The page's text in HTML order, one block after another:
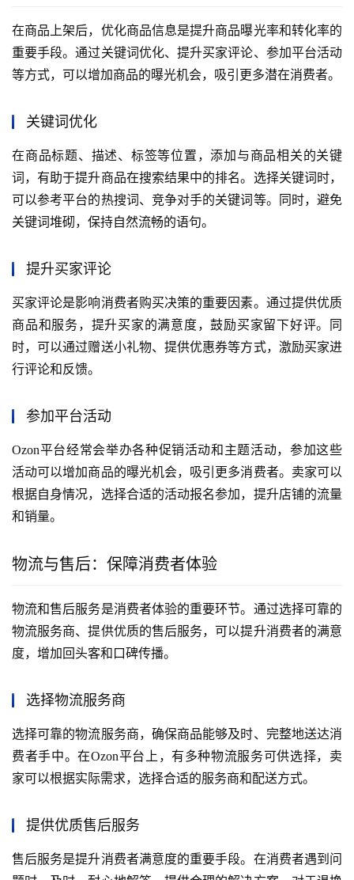
在商品上架后，优化商品信息是提升商品曝光率和转化率的
重要手段。通过关键词优化、提升买家评论、参加平台活动
等方式，可以增加商品的曝光机会，吸引更多潜在消费者。
关键词优化
在商品标题、描述、标签等位置，添加与商品相关的关键
词，有助于提升商品在搜索结果中的排名。选择关键词时，
可以参考平台的热搜词、竞争对手的关键词等。同时，避免
关键词堆砌，保持自然流畅的语句。
提升买家评论
买家评论是影响消费者购买决策的重要因素。通过提供优质
商品和服务，提升买家的满意度，鼓励买家留下好评。同
时，可以通过赠送小礼物、提供优惠券等方式，激励买家进
行评论和反馈。
参加平台活动
Ozon平台经常会举办各种促销活动和主题活动，参加这些
活动可以增加商品的曝光机会，吸引更多消费者。卖家可以
根据自身情况，选择合适的活动报名参加，提升店铺的流量
和销量。
物流与售后：保障消费者体验
物流和售后服务是消费者体验的重要环节。通过选择可靠的
物流服务商、提供优质的售后服务，可以提升消费者的满意
度，增加回头客和口碑传播。
选择物流服务商
选择可靠的物流服务商，确保商品能够及时、完整地送达消
费者手中。在Ozon平台上，有多种物流服务可供选择，卖
家可以根据实际需求，选择合适的服务商和配送方式。
提供优质售后服务
售后服务是提升消费者满意度的重要手段。在消费者遇到问